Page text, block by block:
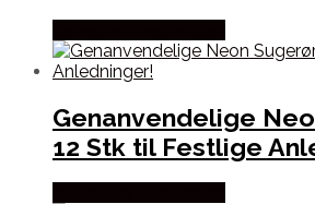
Genanvendelige
12 Stk til Festlige